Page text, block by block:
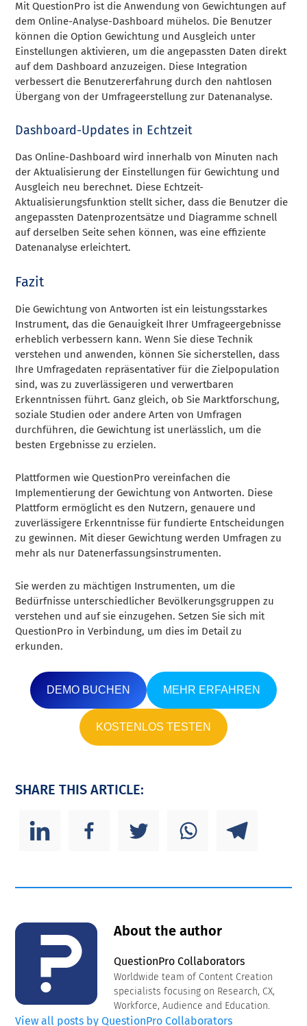
Mit QuestionPro ist die Anwendung von Gewichtungen auf
dem Online-Analyse-Dashboard mühelos. Die Benutzer
können die Option Gewichtung und Ausgleich unter
Einstellungen aktivieren, um die angepassten Daten direkt
auf dem Dashboard anzuzeigen. Diese Integration
verbessert die Benutzererfahrung durch den nahtlosen
Übergang von der Umfrageerstellung zur Datenanalyse.
Dashboard-Updates in Echtzeit
Das Online-Dashboard wird innerhalb von Minuten nach
der Aktualisierung der Einstellungen für Gewichtung und
Ausgleich neu berechnet. Diese Echtzeit-
Aktualisierungsfunktion stellt sicher, dass die Benutzer die
angepassten Datenprozentsätze und Diagramme schnell
auf derselben Seite sehen können, was eine effiziente
Datenanalyse erleichtert.
Fazit
Die Gewichtung von Antworten ist ein leistungsstarkes
Instrument, das die Genauigkeit Ihrer Umfrageergebnisse
erheblich verbessern kann. Wenn Sie diese Technik
verstehen und anwenden, können Sie sicherstellen, dass
Ihre Umfragedaten repräsentativer für die Zielpopulation
sind, was zu zuverlässigeren und verwertbaren
Erkenntnissen führt. Ganz gleich, ob Sie Marktforschung,
soziale Studien oder andere Arten von Umfragen
durchführen, die Gewichtung ist unerlässlich, um die
besten Ergebnisse zu erzielen.
Plattformen wie QuestionPro vereinfachen die
Implementierung der Gewichtung von Antworten. Diese
Plattform ermöglicht es den Nutzern, genauere und
zuverlässigere Erkenntnisse für fundierte Entscheidungen
zu gewinnen. Mit dieser Gewichtung werden Umfragen zu
mehr als nur Datenerfassungsinstrumenten.
Sie werden zu mächtigen Instrumenten, um die
Bedürfnisse unterschiedlicher Bevölkerungsgruppen zu
verstehen und auf sie einzugehen. Setzen Sie sich mit
QuestionPro in Verbindung, um dies im Detail zu
erkunden.
DEMO BUCHEN MEHR ERFAHREN
KOSTENLOS TESTEN
SHARE THIS ARTICLE:
About the author
QuestionPro Collaborators
Worldwide team of Content Creation
specialists focusing on Research, CX,
Workforce, Audience and Education.
View all posts by QuestionPro Collaborators